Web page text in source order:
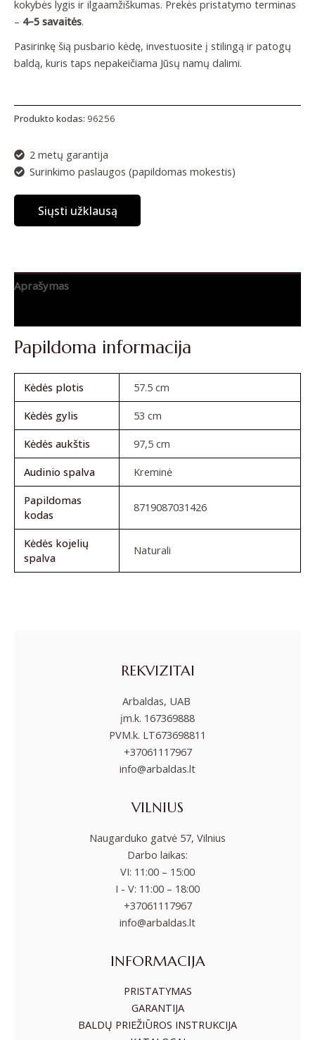
kokybės lygis ir ilgaamžiškumas. Prekės pristatymo terminas
– 4–5 savaitės.
Pasirinkę šią pusbario kėdę, investuosite į stilingą ir patogų
baldą, kuris taps nepakeičiama Jūsų namų dalimi.
Produkto kodas: 96256
2 metų garantija
Surinkimo paslaugos (papildomas mokestis)
Siųsti užklausą
Aprašymas
Papildoma informacija
Kėdės plotis
57.5 cm
Kėdės gylis
53 cm
Kėdės aukštis
97,5 cm
Audinio spalva
Kreminė
Papildomas
kodas
8719087031426
Kėdės kojelių
spalva
Naturali
REKVIZITAI
Arbaldas, UAB
įm.k. 167369888
PVM.k. LT673698811
+37061117967
info@arbaldas.lt
VILNIUS
Naugarduko gatvė 57, Vilnius
Darbo laikas:
VI: 11:00 – 15:00
I - V: 11:00 – 18:00
+37061117967
info@arbaldas.lt
INFORMACIJA
PRISTATYMAS
GARANTIJA
BALDŲ PRIEŽIŪROS INSTRUKCIJA